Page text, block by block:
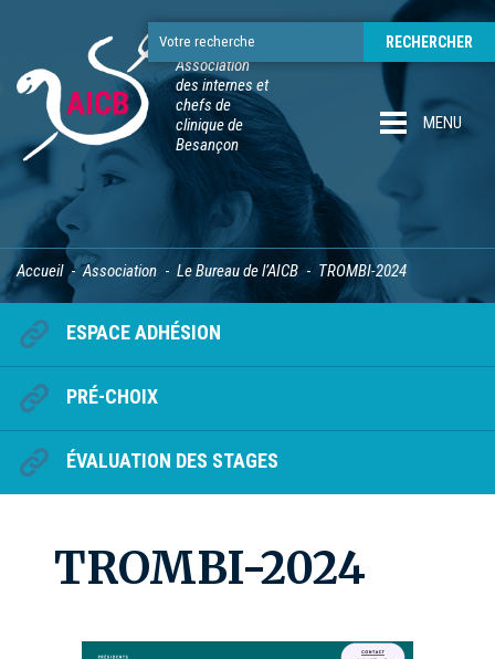
Association
des internes et
chefs de
clinique de
Besançon
MENU
Accueil Association Le Bureau de l’AICB TROMBI-2024
ESPACE ADHÉSION
PRÉ-CHOIX
ÉVALUATION DES STAGES
TROMBI-2024